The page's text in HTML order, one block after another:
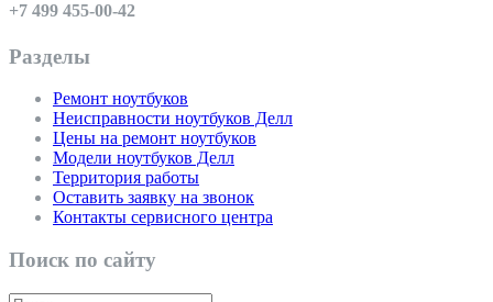
+7 499 455-00-42
Разделы
Ремонт ноутбуков
Неисправности ноутбуков Делл
Цены на ремонт ноутбуков
Модели ноутбуков Делл
Территория работы
Оставить заявку на звонок
Контакты сервисного центра
Поиск по сайту